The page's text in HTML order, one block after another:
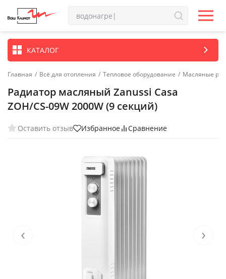
КАТАЛОГ
Главная / Всё для отопления / Тепловое оборудование / Масляные
Радиатор масляный Zanussi Casa
ZOH/CS-09W 2000W (9 секций)
Оставить отзыв Избранное Сравнение
‹ ›